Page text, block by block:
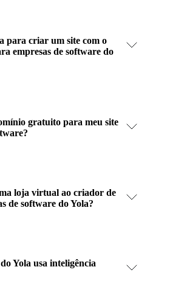
para criar um site com o
empresas de software do
gratuito para meu site
loja virtual ao criador de
de software do Yola?
Yola usa inteligência